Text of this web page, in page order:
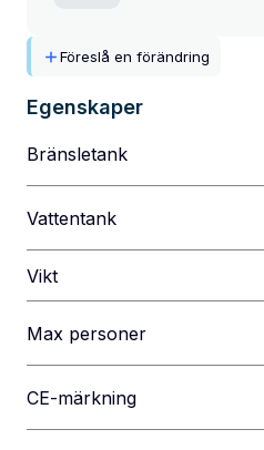
Föreslå en förändring
Egenskaper
Bränsletank
Vattentank
Vikt
Max personer
CE-märkning